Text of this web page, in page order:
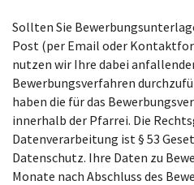
Sollten Sie
Post (per Email oder
nutzen wir Ihre dabei
Bewerbungsverfahren
haben die für das
innerhalb der Pfarrei. Die
Datenverarbeitung ist § 53
Datenschutz. Ihre Daten zu
Monate nach Abschluss des